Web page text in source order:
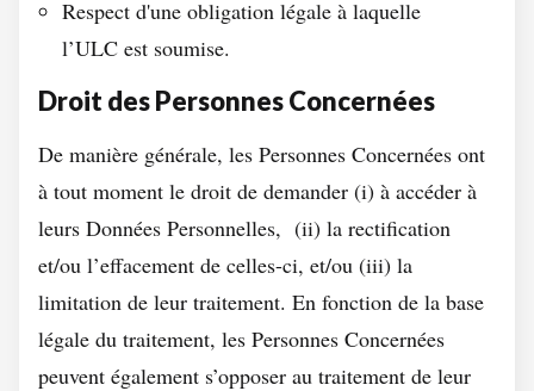
Respect d'une obligation légale à laquelle
l’ULC est soumise.
Droit des Personnes Concernées
De manière générale, les Personnes Concernées ont
à tout moment le droit de demander (i) à accéder à
leurs Données Personnelles, (ii) la rectification
et/ou l’effacement de celles-ci, et/ou (iii) la
limitation de leur traitement. En fonction de la base
légale du traitement, les Personnes Concernées
peuvent également s’opposer au traitement de leur